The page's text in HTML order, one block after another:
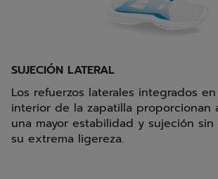
SUJECIÓN LATERAL
Los refuerzos laterales integrados
interior de la zapatilla proporcionan
una mayor estabilidad y sujeción
su extrema ligereza.